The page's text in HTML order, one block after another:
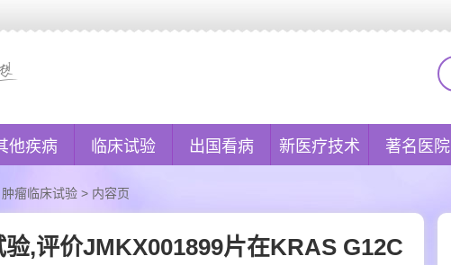
他疾病 临床试验 出国看病 新医疗技术 著名医院
肿瘤临床试验 > 内容页
,评价JMKX001899片在KRAS G12C